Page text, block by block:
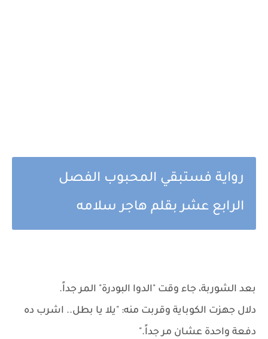
رواية فستبقي المحبوب الفصل
الرابع عشر بقلم هاجر سلامه
بعد الشوربة، جاء وقت "الدوا البودرة" المر جداً.
دلال جهزت الكوباية وقربت منه: "يلا يا بطل.. اشرب ده
دفعة واحدة عشان مر جداً."